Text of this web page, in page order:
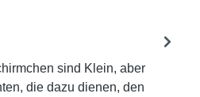
sind Klein, aber
die dazu dienen, den